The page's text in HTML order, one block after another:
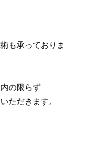
も承っておりま
の限らず
ただきます。